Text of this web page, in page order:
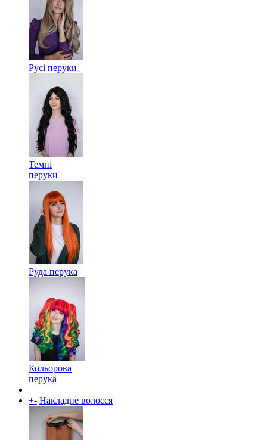
Русі перуки
Темні
перуки
Руда перука
Кольорова
перука
+- Накладне волосся